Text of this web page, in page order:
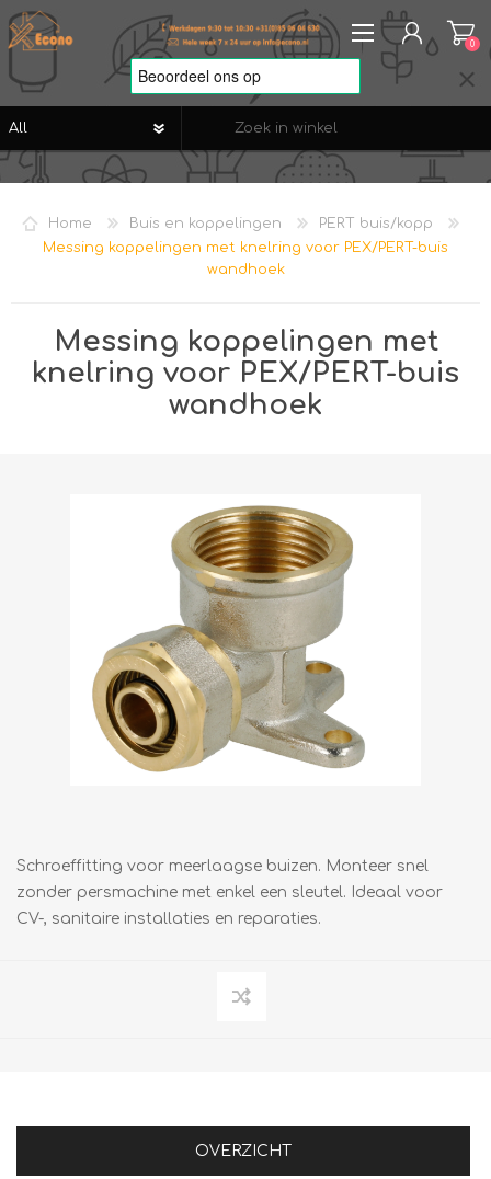
REGISTREREN
VERLANGLIJST
0
Home Buis en koppelingen
PERT buis/kopp
Messing koppelingen met knelring voor PEX/PERT-buis
wandhoek
Messing koppelingen met
knelring voor PEX/PERT-buis
wandhoek
Schroeffitting voor meerlaagse buizen. Monteer snel
zonder persmachine met enkel een sleutel. Ideaal voor
CV-, sanitaire installaties en reparaties.
OVERZICHT